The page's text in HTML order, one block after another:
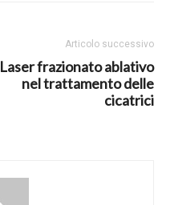
Articolo successivo
Laser frazionato ablativo
nel trattamento delle
cicatrici